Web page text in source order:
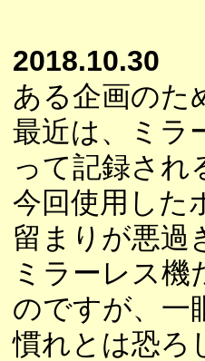
2018.10.30
ある企画のた
最近は、ミラ
って記録され
今回使用した
留まりが悪過
ミラーレス
のですが、一
慣れとは恐ろ